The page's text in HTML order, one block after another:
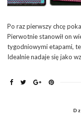
Po raz pierwszy chcę
Pierwotnie stanowił on
tygodniowymi etapami,
Idealnie nadaje się jako